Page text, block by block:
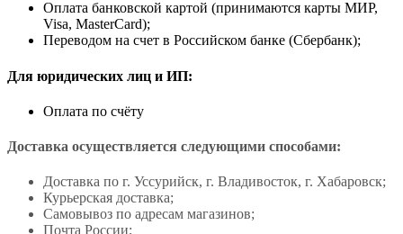
Оплата банковской картой (принимаются карты МИР,
Visa, MasterCard);
Переводом на счет в Российском банке (Сбербанк);
Для юридических лиц и ИП:
Оплата по счёту
Доставка осуществляется следующими способами:
Доставка по г. Уссурийск, г. Владивосток, г. Хабаровск;
Курьерская доставка;
Самовывоз по адресам магазинов;
Почта России;